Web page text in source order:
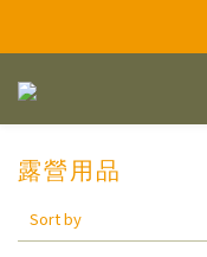
露營用品
Sort by